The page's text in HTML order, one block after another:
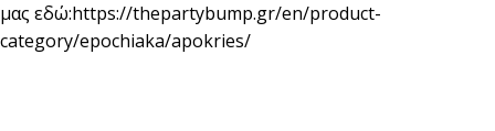
μας εδώ:https://thepartybump.gr/en/product-
category/epochiaka/apokries/